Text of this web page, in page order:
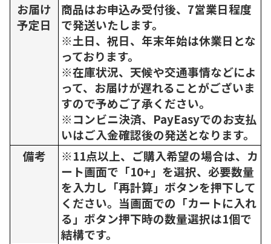
お届け
予定日
商品はお申込み受付後、7営業日程度
で発送いたします。
※土日、祝日、年末年始は休業日とな
っております。
※在庫状況、天候や交通事情などによ
って、お届けが遅れることがございま
すので予めご了承ください。
※コンビニ決済、PayEasyでのお支払
いはご入金確認後の発送となります。
備考
※11点以上、ご購入希望の場合は、カ
ート画面で「10+」を選択、必要数量
を入力し「再計算」ボタンを押下して
ください。当画面での「カートに入れ
る」ボタン押下時の数量選択は1個で
結構です。